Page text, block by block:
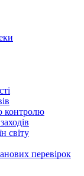
контролю
світу
перевірок